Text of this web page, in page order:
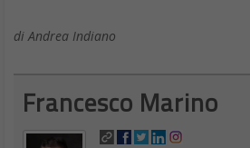
di Andrea Indiano
Francesco Marino